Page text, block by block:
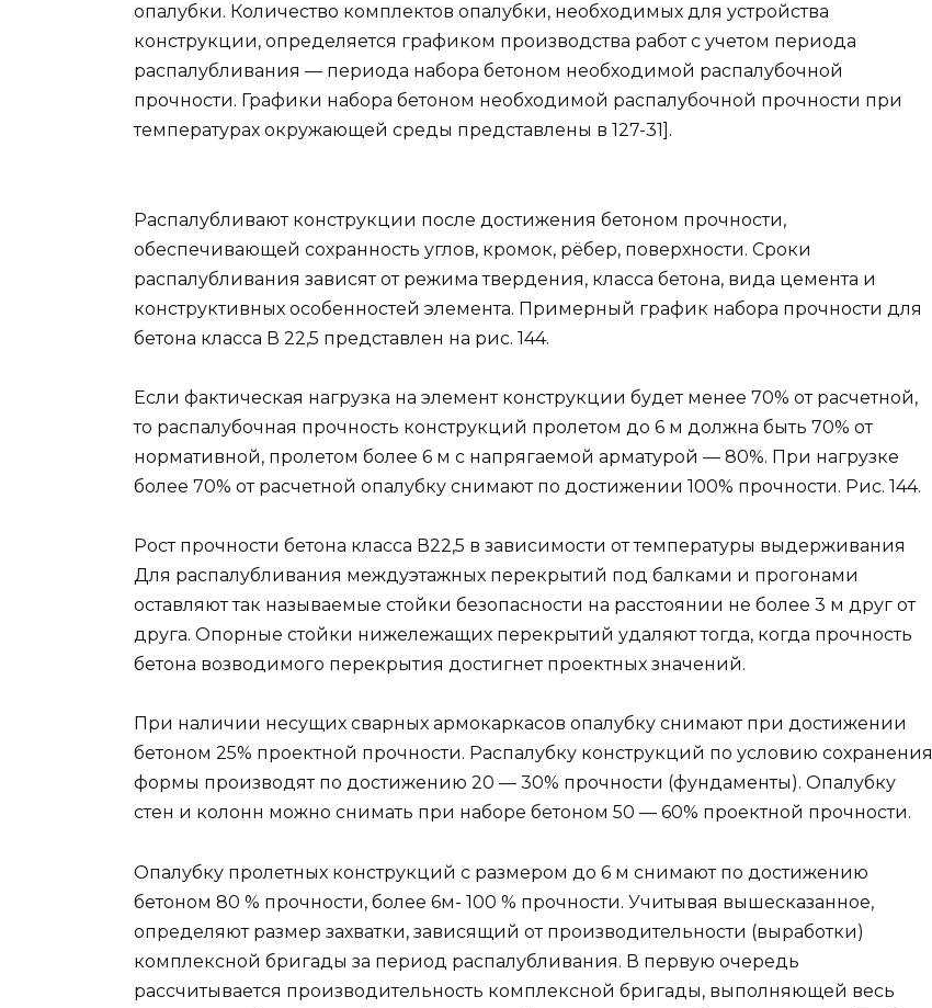
опалубки. Количество комплектов опалубки, необходимых для устройства
конструкции, определяется графиком производства работ с учетом периода
распалубливания — периода набора бетоном необходимой распалубочной
прочности. Графики набора бетоном необходимой распалубочной прочности при
температурах окружающей среды представлены в 127-31].
Распалубливают конструкции после достижения бетоном прочности,
обеспечивающей сохранность углов, кромок, рёбер, поверхности. Сроки
распалубливания зависят от режима твердения, класса бетона, вида цемента и
конструктивных особенностей элемента. Примерный график набора прочности для
бетона класса В 22,5 представлен на рис. 144.
Если фактическая нагрузка на элемент конструкции будет менее 70% от расчетной,
то распалубочная прочность конструкций пролетом до 6 м должна быть 70% от
нормативной, пролетом более 6 м с напрягаемой арматурой — 80%. При нагрузке
более 70% от расчетной опалубку снимают по достижении 100% прочности. Рис. 144.
Рост прочности бетона класса В22,5 в зависимости от температуры выдерживания
Для распалубливания междуэтажных перекрытий под балками и прогонами
оставляют так называемые стойки безопасности на расстоянии не более 3 м друг от
друга. Опорные стойки нижележащих перекрытий удаляют тогда, когда прочность
бетона возводимого перекрытия достигнет проектных значений.
При наличии несущих сварных армокаркасов опалубку снимают при достижении
бетоном 25% проектной прочности. Распалубку конструкций по условию сохранения
формы производят по достижению 20 — 30% прочности (фундаменты). Опалубку
стен и колонн можно снимать при наборе бетоном 50 — 60% проектной прочности.
Опалубку пролетных конструкций с размером до 6 м снимают по достижению
бетоном 80 % прочности, более 6м- 100 % прочности. Учитывая вышесказанное,
определяют размер захватки, зависящий от производительности (выработки)
комплексной бригады за период распалубливания. В первую очередь
рассчитывается производительность комплексной бригады, выполняющей весь